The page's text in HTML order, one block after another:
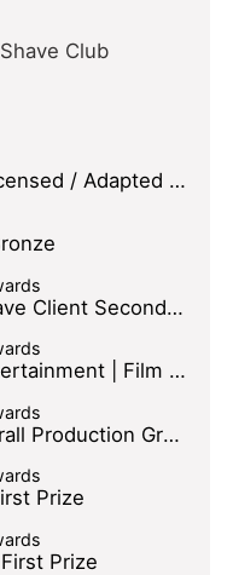
Club
Film Craft | Use of Licensed / Adapted Music Bronze
Film | Brave Work/Brave Client Second Prize
Branded Content/Entertainment | Film - Online Second Prize
Film Craft | Best Overall Production Grand Prize
Prize
Prize